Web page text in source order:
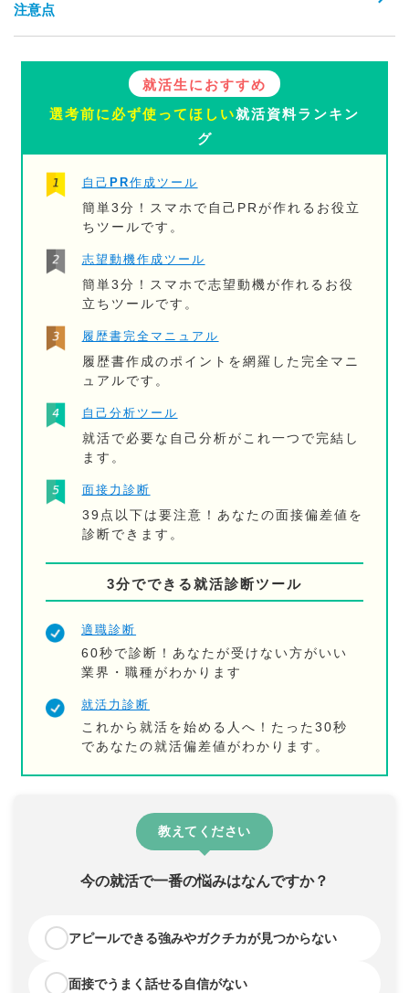
注意点
就活生におすすめ
選考前に必ず使ってほしい就活資料ランキン
グ
自己PR作成ツール
簡単3分！スマホで自己PRが作れるお役立
ちツールです。
志望動機作成ツール
簡単3分！スマホで志望動機が作れるお役
立ちツールです。
履歴書完全マニュアル
履歴書作成のポイントを網羅した完全マニ
ュアルです。
自己分析ツール
就活で必要な自己分析がこれ一つで完結し
ます。
面接力診断
39点以下は要注意！あなたの面接偏差値を
診断できます。
3分でできる就活診断ツール
適職診断
60秒で診断！あなたが受けない方がいい
業界・職種がわかります
就活力診断
これから就活を始める人へ！たった30秒
であなたの就活偏差値がわかります。